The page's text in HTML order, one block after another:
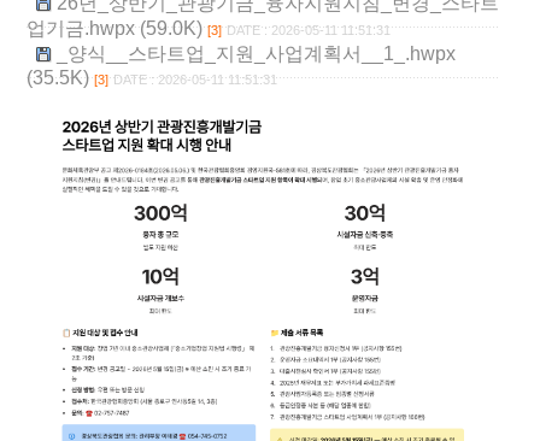
업기금.hwpx (59.0K) [3] DATE : 2026-05-11 11:51:31
_양식__스타트업_지원_사업계획서__1_.hwpx
(35.5K) [3] DATE : 2026-05-11 11:51:31